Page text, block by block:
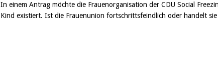
In einem Antrag möchte die Frauenorganisation der CDU Social
Kind existiert. Ist die Frauenunion fortschrittsfeindlich oder handelt